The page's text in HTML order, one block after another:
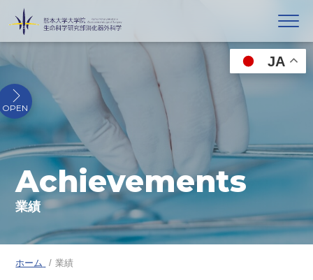
JA
Achievements
業績
ホーム 業績